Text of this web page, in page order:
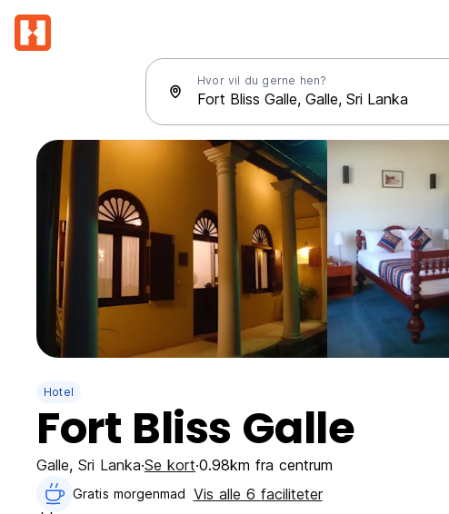
Hvor vil du gerne hen?
Hotel
Fort Bliss Galle
Galle, Sri Lanka Se kort 0.98km fra centrum
Gratis morgenmad‎ Vis alle 6 faciliteter